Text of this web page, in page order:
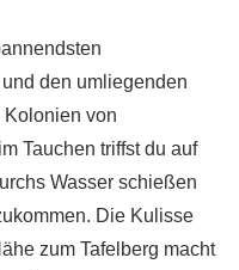
den umliegenden
Kolonien von
Tauchen triffst du auf
Wasser schießen
Die Kulisse
zum Tafelberg macht